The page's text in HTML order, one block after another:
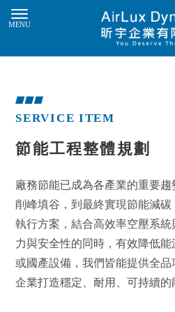
SERVICE ITEM
節能工程整體規劃
廠務節能已成為各產業的重要趨
削峰填谷，到最終實現節能減
執行方案，結合高效率空壓系
力與安全性的同時，有效降低
或國產設備，我們皆能提供全
企業打造穩定、耐用、可持續的